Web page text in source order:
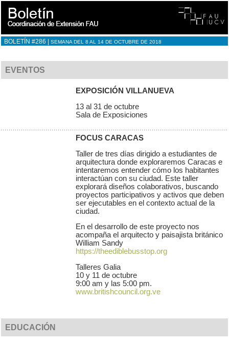
BOLETÍN #286 | SEMANA DEL 8 AL 14 DE OCTUBRE DE 2018
EVENTOS
EXPOSICIÓN VILLANUEVA
13 al 31 de octubre
Sala de Exposiciones
FOCUS CARACAS
Taller de tres días dirigido a estudiantes de
arquitectura donde exploraremos Caracas e
intentaremos entender cómo los habitantes
interactúan con su ciudad. Este taller
explorará diseños colaborativos, buscando
proyectos participativos y activos que deben
ser ejecutables en el contexto actual de la
ciudad.
En el desarrollo de este proyecto nos
acompaña el arquitecto y paisajista británico
William Sandy
https://theediblebusstop.org
Talleres Galia
10 y 11 de octubre
9:00 am y las 5:00 pm.
www.britishcouncil.org.ve
EDUCACIÓN